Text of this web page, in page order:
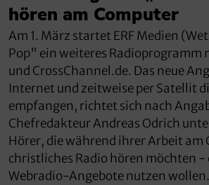
hören am Computer
Am 1. März startet ERF Medien
Pop" ein weiteres Radioprogramm
und CrossChannel.de. Das neue
Internet und zeitweise per Satellit
empfangen, richtet sich nach
Chefredakteur Andreas Odrich
Hörer, die während ihrer Arbeit am
christliches Radio hören möchten -
Webradio-Angebote nutzen wollen.